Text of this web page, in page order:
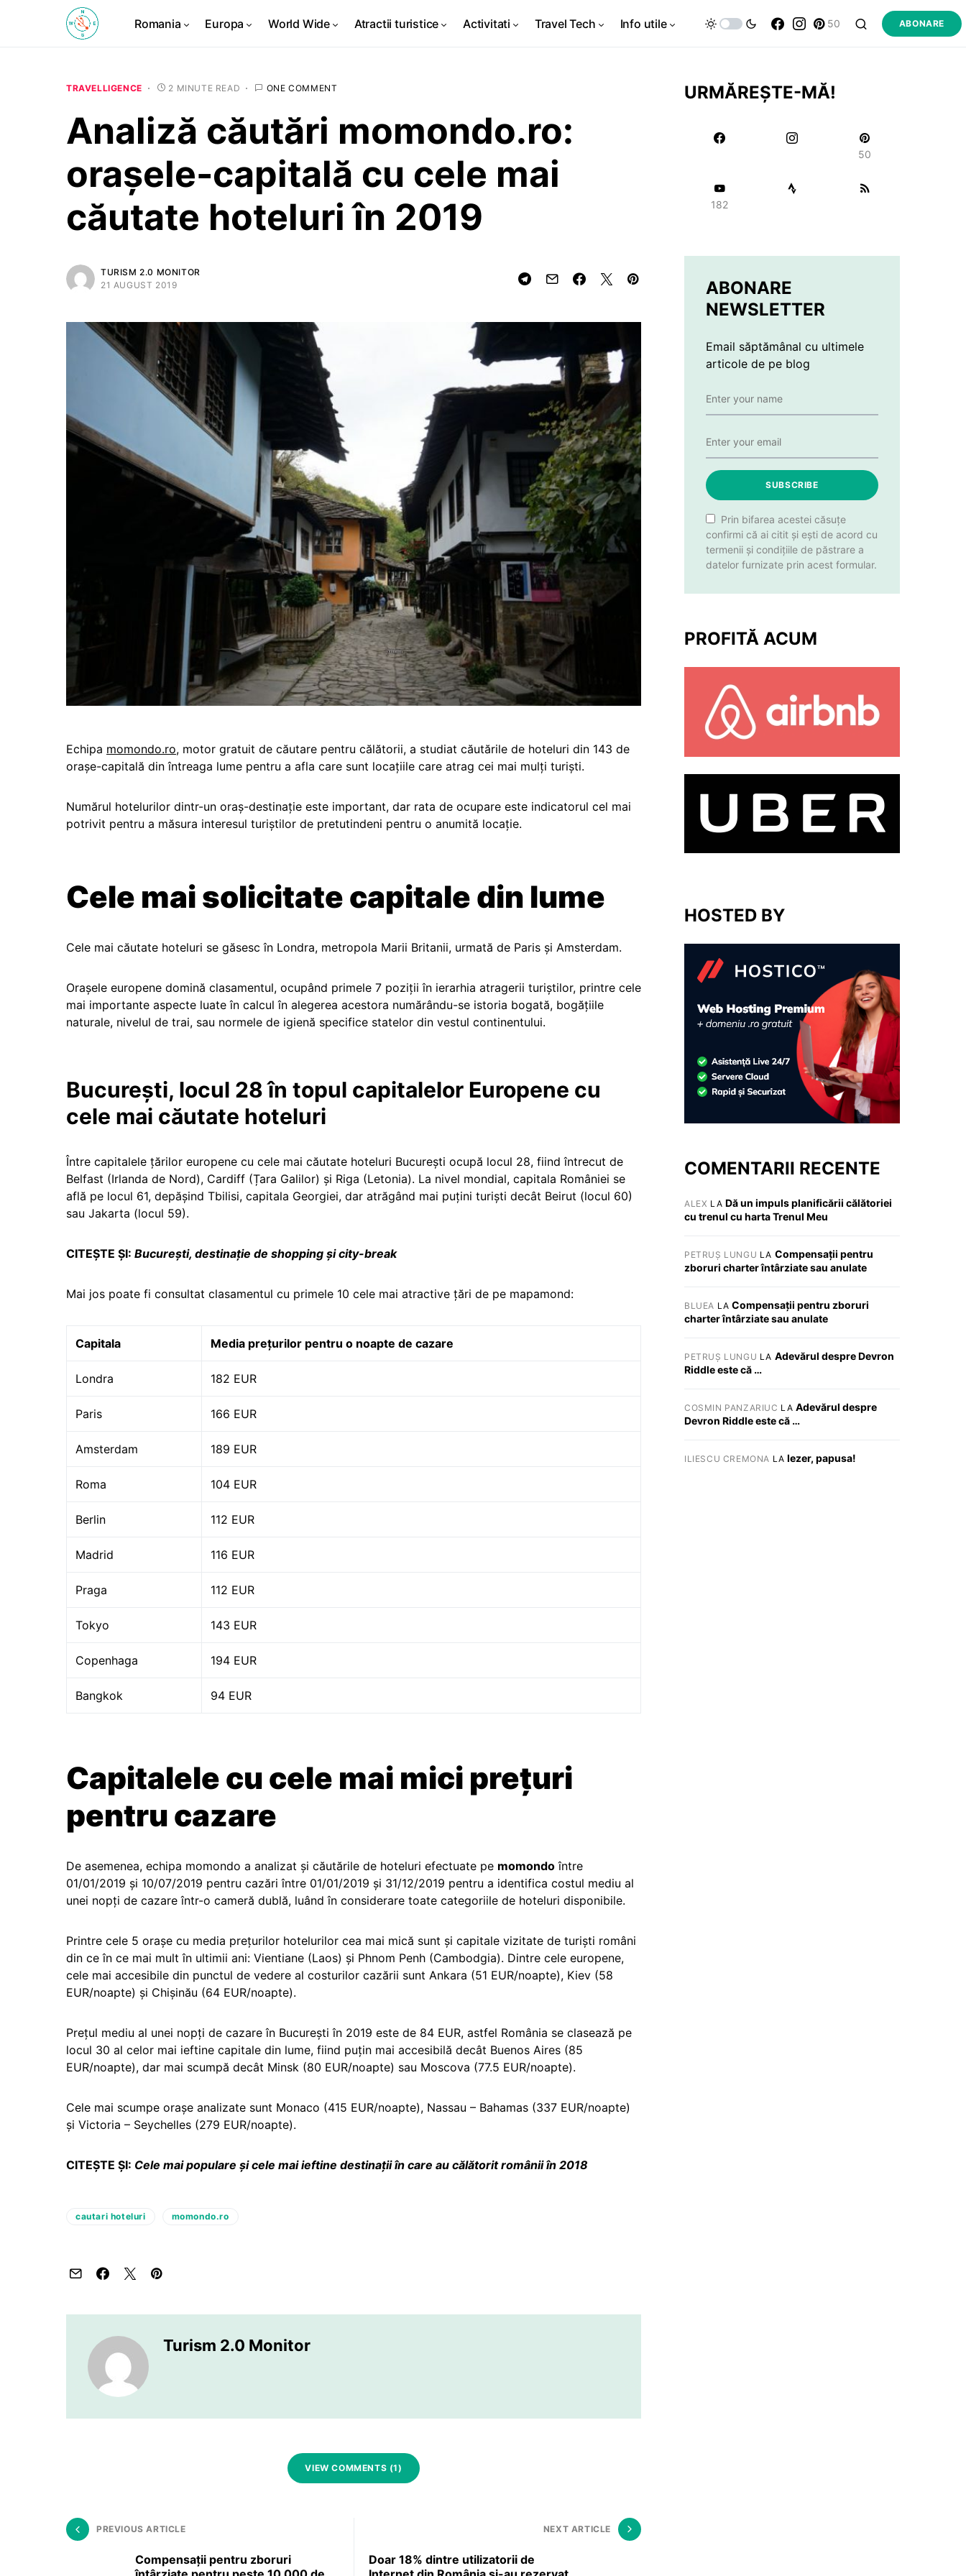
Romania Europa World Wide Atractii turistice Activitati Travel Tech Info utile 50 ABONARE
TRAVELLIGENCE 2 MINUTE READ ONE COMMENT
Analiză căutări momondo.ro:
orașele-capitală cu cele mai
căutate hoteluri în 2019
TURISM 2.0 MONITOR
21 AUGUST 2019
Echipa momondo.ro, motor gratuit de căutare pentru călătorii, a studiat căutările de hoteluri din 143 de
orașe-capitală din întreaga lume pentru a afla care sunt locațiile care atrag cei mai mulți turiști.
Numărul hotelurilor dintr-un oraș-destinație este important, dar rata de ocupare este indicatorul cel mai
potrivit pentru a măsura interesul turiștilor de pretutindeni pentru o anumită locație.
Cele mai solicitate capitale din lume
Cele mai căutate hoteluri se găsesc în Londra, metropola Marii Britanii, urmată de Paris și Amsterdam.
Orașele europene domină clasamentul, ocupând primele 7 poziții în ierarhia atragerii turiștilor, printre cele
mai importante aspecte luate în calcul în alegerea acestora numărându-se istoria bogată, bogățiile
naturale, nivelul de trai, sau normele de igienă specifice statelor din vestul continentului.
București, locul 28 în topul capitalelor Europene cu
cele mai căutate hoteluri
Între capitalele țărilor europene cu cele mai căutate hoteluri București ocupă locul 28, fiind întrecut de
Belfast (Irlanda de Nord), Cardiff (Țara Galilor) și Riga (Letonia). La nivel mondial, capitala României se
află pe locul 61, depășind Tbilisi, capitala Georgiei, dar atrăgând mai puțini turiști decât Beirut (locul 60)
sau Jakarta (locul 59).
CITEȘTE ȘI: Bucureşti, destinaţie de shopping și city-break
Mai jos poate fi consultat clasamentul cu primele 10 cele mai atractive țări de pe mapamond:
Capitala Media prețurilor pentru o noapte de cazare
Londra 182 EUR
Paris 166 EUR
Amsterdam 189 EUR
Roma 104 EUR
Berlin 112 EUR
Madrid 116 EUR
Praga 112 EUR
Tokyo 143 EUR
Copenhaga 194 EUR
Bangkok 94 EUR
Capitalele cu cele mai mici prețuri
pentru cazare
De asemenea, echipa momondo a analizat și căutările de hoteluri efectuate pe momondo între
01/01/2019 și 10/07/2019 pentru cazări între 01/01/2019 și 31/12/2019 pentru a identifica costul mediu al
unei nopți de cazare într-o cameră dublă, luând în considerare toate categoriile de hoteluri disponibile.
Printre cele 5 orașe cu media prețurilor hotelurilor cea mai mică sunt și capitale vizitate de turiști români
din ce în ce mai mult în ultimii ani: Vientiane (Laos) și Phnom Penh (Cambodgia). Dintre cele europene,
cele mai accesibile din punctul de vedere al costurilor cazării sunt Ankara (51 EUR/noapte), Kiev (58
EUR/noapte) și Chișinău (64 EUR/noapte).
Prețul mediu al unei nopți de cazare în București în 2019 este de 84 EUR, astfel România se clasează pe
locul 30 al celor mai ieftine capitale din lume, fiind puțin mai accesibilă decât Buenos Aires (85
EUR/noapte), dar mai scumpă decât Minsk (80 EUR/noapte) sau Moscova (77.5 EUR/noapte).
Cele mai scumpe orașe analizate sunt Monaco (415 EUR/noapte), Nassau – Bahamas (337 EUR/noapte)
și Victoria – Seychelles (279 EUR/noapte).
CITEȘTE ȘI: Cele mai populare și cele mai ieftine destinații în care au călătorit românii în 2018
cautari hoteluri momondo.ro
Turism 2.0 Monitor
VIEW COMMENTS (1)
PREVIOUS ARTICLE
Compensații pentru zboruri
NEXT ARTICLE
Doar 18% dintre utilizatorii de
URMĂREȘTE-MĂ!
50
182
ABONARE
NEWSLETTER
Email săptămânal cu ultimele
articole de pe blog
SUBSCRIBE
Prin bifarea acestei căsuțe
confirmi că ai citit și ești de acord cu
termenii și condițiile de păstrare a
datelor furnizate prin acest formular.
PROFITĂ ACUM
HOSTED BY
COMENTARII RECENTE
ALEX LA Dă un impuls planificării călătoriei
cu trenul cu harta Trenul Meu
PETRUȘ LUNGU LA Compensații pentru
zboruri charter întârziate sau anulate
BLUEA LACompensații pentru zboruri
charter întârziate sau anulate
PETRUȘ LUNGU LA Adevărul despre Devron
Riddle este că …
COSMIN PANZARIUC LA Adevărul despre
Devron Riddle este că …
ILIESCU CREMONA LA Iezer, papusa!